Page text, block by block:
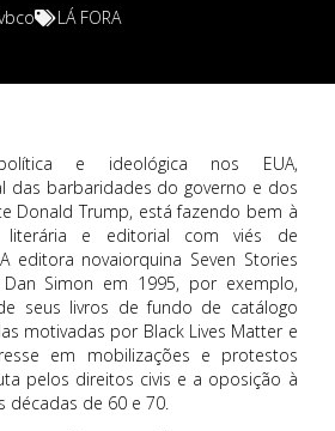
LÁ FORA
e ideológica nos EUA,
das barbaridades do governo e dos
Donald Trump, está fazendo bem à
literária e editorial com viés de
editora novaiorquina Seven Stories
Simon em 1995, por exemplo,
seus livros de fundo de catálogo
motivadas por Black Lives Matter e
em mobilizações e protestos
pelos direitos civis e a oposição à
décadas de 60 e 70.